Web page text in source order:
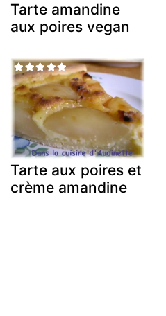
Tarte amandine
aux poires vegan
Tarte aux poires et
crème amandine